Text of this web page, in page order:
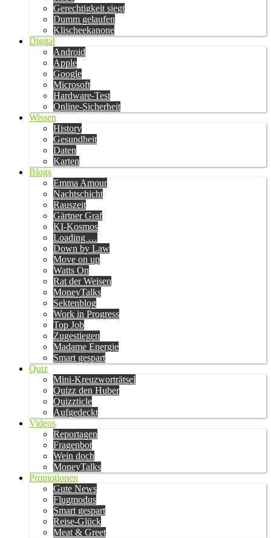
Gerechtigkeit siegt
Dumm gelaufen
Klischeekanone
Digital
Android
Apple
Google
Microsoft
Hardware-Test
Online-Sicherheit
Wissen
History
Gesundheit
Daten
Karten
Blogs
Emma Amour
Nachtschicht
Rauszeit
Gärtner Graf
KI-Kosmos
Loading …
Down by Law
Move on up
Watts On
Rat der Weisen
MoneyTalks
Sektenblog
Work in Progress
Top Job
Zugestiegen
Madame Energie
Smart gespart
Quiz
Mini-Kreuzworträtsel
Quizz den Huber
Quizzticle
Aufgedeckt
Videos
Reportagen
Fragenbot
Wein doch
MoneyTalks
Promotionen
Gute News
Flugmodus
Smart gespart
Reise-Glück
Meat & Greet